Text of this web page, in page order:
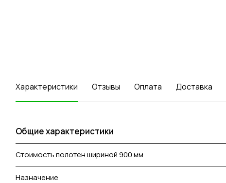
Характеристики Отзывы Оплата Доставка
Общие характеристики
Стоимость полотен шириной 900 мм
Назначение